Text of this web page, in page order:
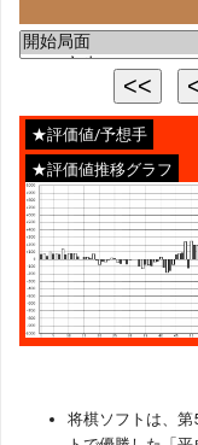
★評価値/予想手
★評価値推移グラフ
将棋ソフトは、